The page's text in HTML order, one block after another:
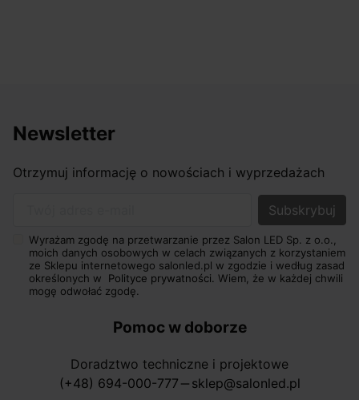
Newsletter
Otrzymuj informację o nowościach i wyprzedażach
Wyrażam zgodę na przetwarzanie przez Salon LED Sp. z o.o.,
moich danych osobowych w celach związanych z korzystaniem
ze Sklepu internetowego salonled.pl w zgodzie i według zasad
określonych w Polityce prywatności. Wiem, że w każdej chwili
mogę odwołać zgodę.
Pomoc w doborze
Doradztwo techniczne i projektowe
(+48) 694-000-777 horizontal_rule sklep@salonled.pl